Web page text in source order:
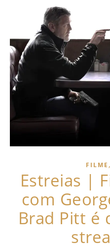
FILME ,
Estreias |
com
Brad Pitt é